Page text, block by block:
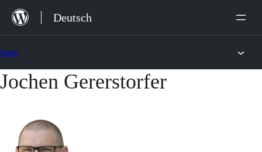
Zum
Inhalt
Deutsch
Zum
Jochen Gererstorfer